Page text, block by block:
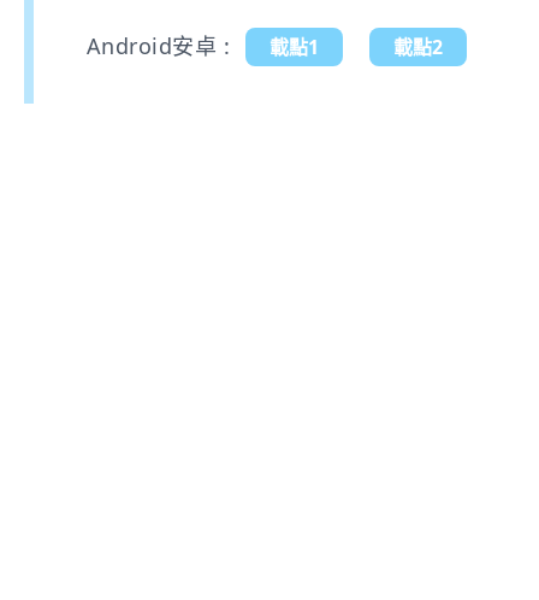
Android安卓 : 載點1 載點2